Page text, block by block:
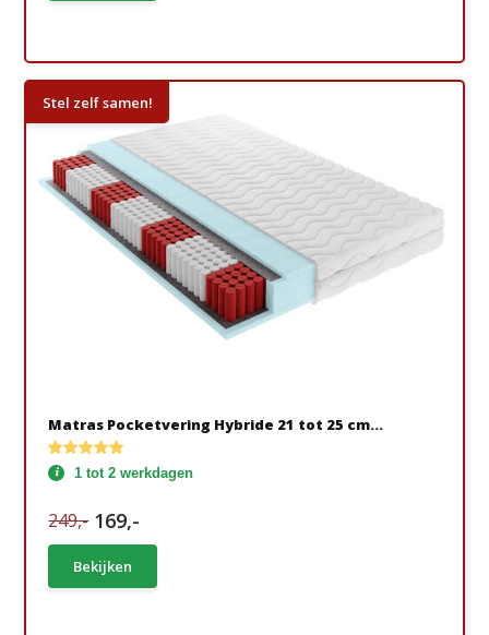
Stel zelf samen!
Matras Pocketvering Hybride 21 tot 25 cm...
1 tot 2 werkdagen
249,- 169,-
Bekijken